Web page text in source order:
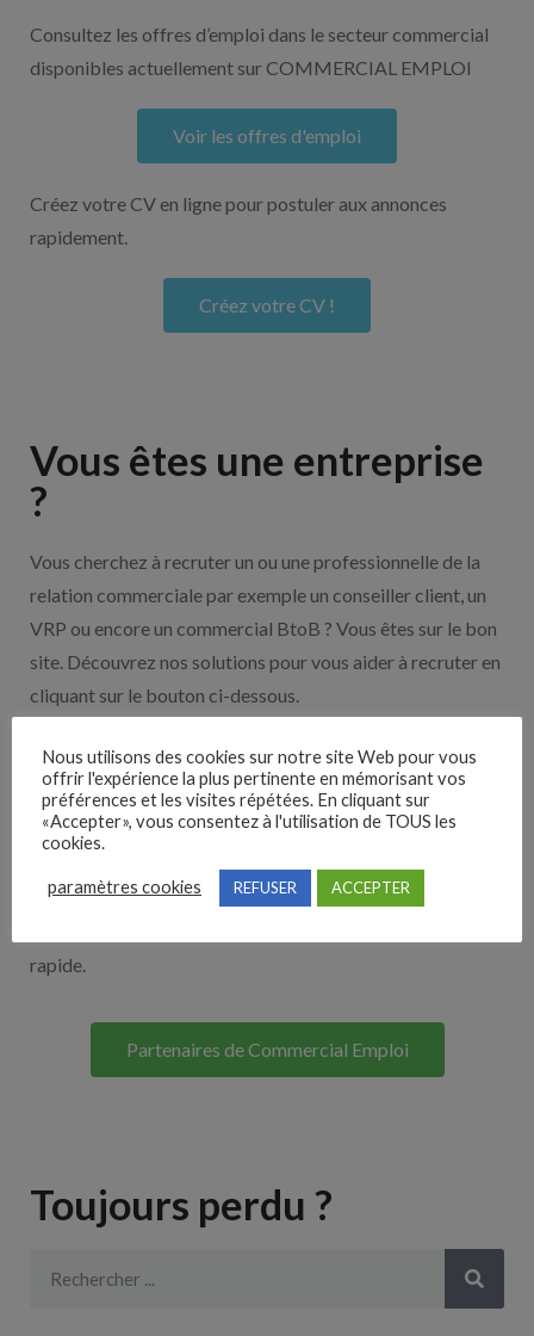
Consultez les offres d’emploi dans le secteur commercial
disponibles actuellement sur COMMERCIAL EMPLOI
Voir les offres d'emploi
Créez votre CV en ligne pour postuler aux annonces
rapidement.
Créez votre CV !
Vous êtes une entreprise
?
Vous cherchez à recruter un ou une professionnelle de la
relation commerciale par exemple un conseiller client, un
VRP ou encore un commercial BtoB ? Vous êtes sur le bon
site. Découvrez nos solutions pour vous aider à recruter en
cliquant sur le bouton ci-dessous.
Nos solutions entreprises
Découvrez nos partenaires ! Moteurs de recherches,
multidiffuseurs, sites payant… nombreux sont nos
partenaires. Si vous travaillez avec un ATS nous avons
rapide.
Partenaires de Commercial Emploi
Toujours perdu ?
Nous utilisons des cookies sur notre site Web pour vous
offrir l'expérience la plus pertinente en mémorisant vos
préférences et les visites répétées. En cliquant sur
«Accepter», vous consentez à l'utilisation de TOUS les
cookies.
paramètres cookies REFUSER ACCEPTER